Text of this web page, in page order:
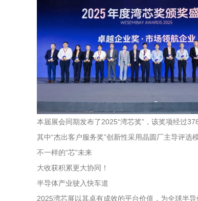
本届展会同期发布了2025“湾芯奖”，该奖项经过
其中“杰出客户服务奖”创新性采用晶圆厂主导评选
不一样的“芯”未来
大收获积累更大协同！
半导体产业驶入快车道
2025湾芯展以其卓有成效的平台价值，为全球半